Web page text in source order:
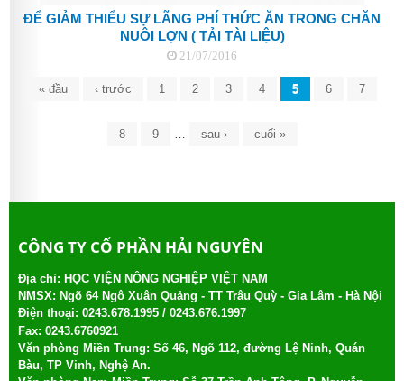
ĐỂ GIẢM THIỂU SỰ LÃNG PHÍ THỨC ĂN TRONG CHĂN
NUÔI LỢN ( TẢI TÀI LIỆU)
21/07/2016
Trang
« đầu ‹ trước 1 2 3 4 5 6 7
8 9 … sau › cuối »
CÔNG TY CỔ PHẦN HẢI NGUYÊN
Địa chỉ: HỌC VIỆN NÔNG NGHIỆP VIỆT NAM
NMSX: Ngõ 64 Ngô Xuân Quảng - TT Trâu Quỳ - Gia Lâm - Hà Nội
Điện thoại: 0243.678.1995 / 0243.676.1997
Fax: 0243.6760921
Văn phòng Miền Trung: Số 46, Ngõ 112, đường Lệ Ninh, Quán
Bàu, TP Vinh, Nghệ An.